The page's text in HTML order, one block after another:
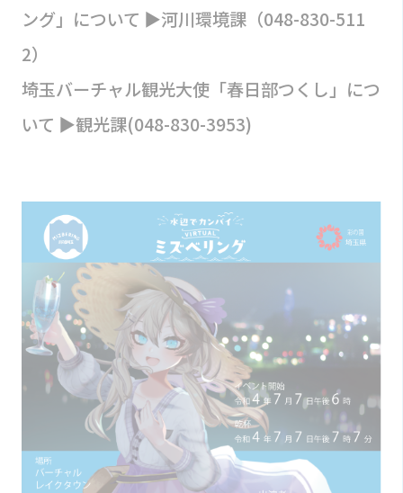
ング」について ▶河川環境課（048-830-511
2）
埼玉バーチャル観光大使「春日部つくし」につ
いて ▶観光課(048-830-3953)